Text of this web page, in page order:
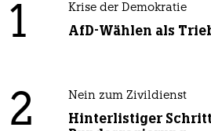
1 Krise der Demokratie
AfD-Wählen als
2 Nein zum Zivildienst
Hinterlistiger